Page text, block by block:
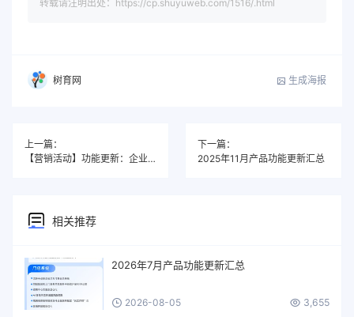
转载请注明出处：https://cp.shuyuweb.com/1516/.html
树育网 生成海报
上一篇：
【营销活动】功能更新：企业logo支持等比缩放优化
下一篇：
2025年11月产品功能更新汇总
相关推荐
2026年7月产品功能更新汇总
2026-08-05 3,655